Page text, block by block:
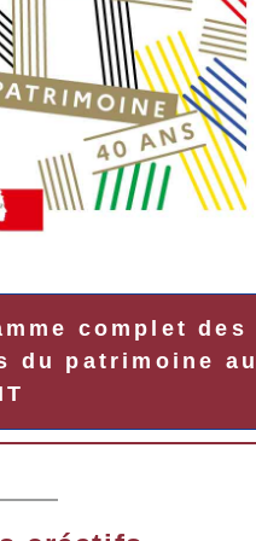
complet des
du patrimoine